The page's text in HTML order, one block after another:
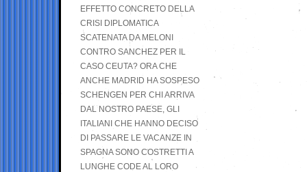
EFFETTO CONCRETO DELLA
CRISI DIPLOMATICA
SCATENATA DA MELONI
CONTRO SANCHEZ PER IL
CASO CEUTA? ORA CHE
ANCHE MADRID HA SOSPESO
SCHENGEN PER CHI ARRIVA
DAL NOSTRO PAESE, GLI
ITALIANI CHE HANNO DECISO
DI PASSARE LE VACANZE IN
SPAGNA SONO COSTRETTI A
LUNGHE CODE AL LORO